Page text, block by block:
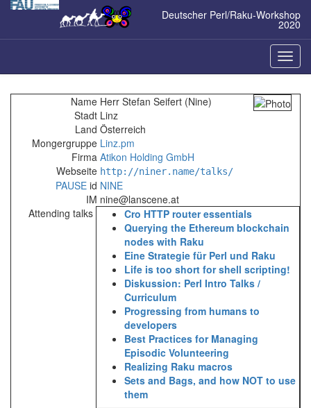
Zum
Deutscher Perl/Raku-Workshop
2020
ein-/
Name Herr Stefan Seifert (‎Nine‎)
Stadt Linz
Land Österreich
Mongergruppe Linz.pm
Firma Atikon Holding GmbH
Webseite http://niner.name/talks/
PAUSEid NINE
IM nine@lanscene.at
Attending talks
‎Cro HTTP router essentials‎
‎Querying the Ethereum blockchain
nodes with Raku‎
‎Eine Strategie für Perl und Raku‎
‎Life is too short for shell scripting!‎
‎Diskussion: Perl Intro Talks /
Curriculum‎
‎Progressing from humans to
developers‎
‎Best Practices for Managing
Episodic Volunteering‎
‎Realizing Raku macros‎
‎Sets and Bags, and how NOT to use
them‎